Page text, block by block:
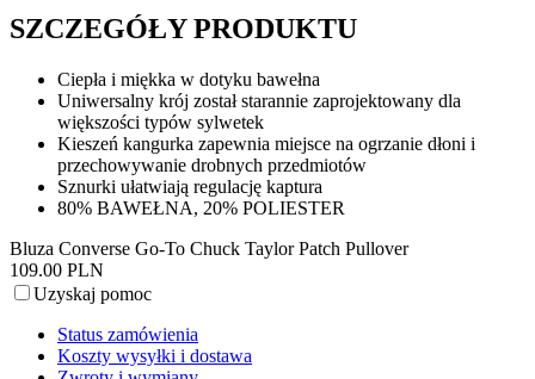
SZCZEGÓŁY PRODUKTU
Ciepła i miękka w dotyku bawełna
Uniwersalny krój został starannie zaprojektowany dla
większości typów sylwetek
Kieszeń kangurka zapewnia miejsce na ogrzanie dłoni i
przechowywanie drobnych przedmiotów
Sznurki ułatwiają regulację kaptura
80% BAWEŁNA, 20% POLIESTER
Bluza Converse Go-To Chuck Taylor Patch Pullover
109.00 PLN
Uzyskaj pomoc
Status zamówienia
Koszty wysyłki i dostawa